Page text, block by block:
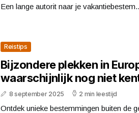
Een lange autorit naar je
Reistips
Bijzondere plekken in
waarschijnlijk nog niet
8 september 2025 2 min leestijd
Ontdek unieke bestemmingen buiten de